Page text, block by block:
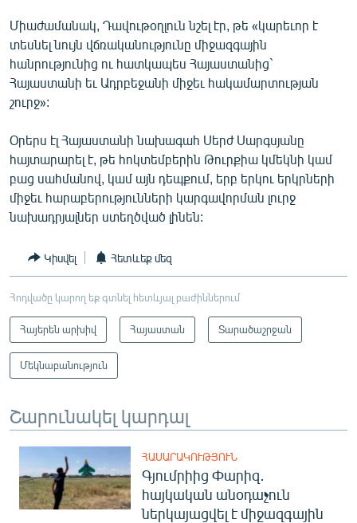
Միաժամանակ, Դավութօղլուն նշել էր, թե «կարեւոր է
տեսնել նույն վճռականությունը միջազգային
հանրությունից ու հատկապես Հայաստանից`
Հայաստանի եւ Ադրբեջանի միջեւ հակամարտության
շուրջ»:
Օրերս էլ Հայաստանի նախագահ Սերժ Սարգսյանը
հայտարարել է, թե հոկտեմբերին Թուրքիա կմեկնի կամ
բաց սահմանով, կամ այն դեպքում, երբ երկու երկրների
միջեւ հարաբերությունների կարգավորման լուրջ
նախադրյալներ ստեղծված լինեն:
Կիսվել Հետևեք մեզ
Հոդվածը կարող եք գտնել հետևյալ բաժիններում
Հայերեն արխիվ Հայաստան Տարածաշրջան
Մեկնաբանություն
Շարունակել կարդալ
ՀԱՍԱՐԱԿՈՒԹՅՈՒՆ
Գյումրիից Փարիզ․
հայկական անօդաչուն
ներկայացվել է միջազգային